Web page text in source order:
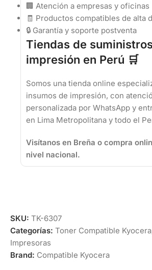
🏢 Atención a empresas y oficinas
🧾 Productos compatibles de alta
🔒 Garantía y soporte postventa
Tiendas de
impresión en Perú 🛒
Somos una tienda online
insumos de impresión, con
personalizada por WhatsApp y
en Lima Metropolitana y todo el
Visítanos en Breña o compra
nivel nacional.
SKU: TK-6307
Categorías: Toner Compatible Kyocera
Impresoras
Brand: Compatible Kyocera